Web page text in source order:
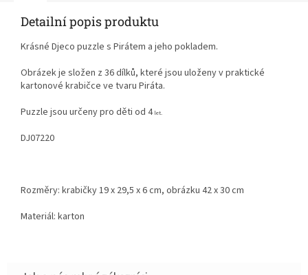
Detailní popis produktu
Krásné Djeco puzzle s Pirátem a jeho pokladem.
Obrázek je složen z 36 dílků, které jsou uloženy v praktické
kartonové krabičce ve tvaru Piráta.
Puzzle jsou určeny pro děti od 4let.
DJ07220
Rozměry: krabičky 19 x 29,5 x 6 cm, obrázku 42 x 30 cm
Materiál: karton